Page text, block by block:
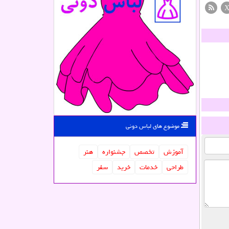
X
موضوع های لباس دونی
آموزش تخصص جشنواره
هنر
طراحی
خدمات خرید سفر